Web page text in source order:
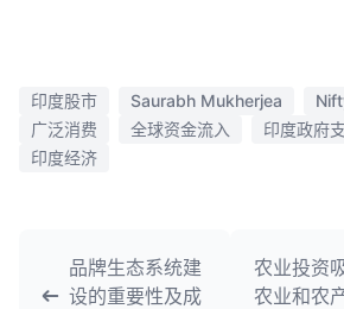
印度股市 Saurabh Mukherjea
广泛消费
全球资金流入 印度政府
印度经济
品牌生态系统建
设的重要性及成
农业投资
农业和农